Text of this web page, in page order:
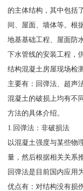
的主体结构，其中包括
间、屋面、墙体等。根
地基基础工程、屋面防
下水管线的安装工程，
结构混凝土房屋现场检
主要有：回弹法、超声
混凝土的破损上均有不
方法的具体介绍。
1.回弹法：非破损法
以混凝土强度与某些物
量，然后根据相关关系
回弹法是目前国内应用
优点有：对结构没有损